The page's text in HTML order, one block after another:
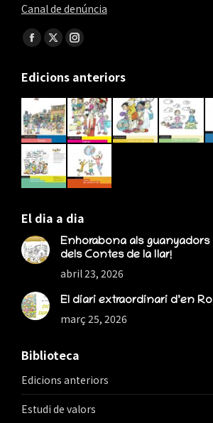
Canal de denúncia
Find us on:
Facebook
opens
in
new
window
X
opens
in
new
window
Instagram
opens
in
new
window
Edicions anteriors
El dia a dia
Enhorabona als guanyadors
dels Contes de la llar!
abril 23, 2026
El diari extraordinari d’en
març 25, 2026
Biblioteca
Edicions anteriors
Estudi de valors